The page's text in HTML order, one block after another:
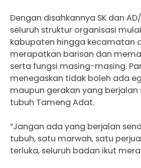
Dengan disahkannya SK dan
seluruh struktur organisasi
kabupaten hingga kecamatan
merapatkan barisan dan
serta fungsi masing-masing.
menegaskan tidak boleh ada
maupun gerakan yang berjalan
tubuh Tameng Adat.
“Jangan ada yang berjalan
tubuh, satu marwah, satu
terluka, seluruh badan ikut